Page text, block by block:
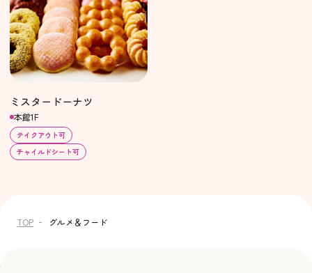
ミスタードーナツ
本館1F
テイクアウト可
チャイルドシート可
TOP グルメ＆フード